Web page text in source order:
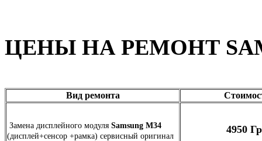
ЦЕНЫ НА РЕМОНТ
Вид ремонта
Замена дисплейного модуля Samsung M34
(дисплей+сенсор +рамка) сервисный оригинал
4950